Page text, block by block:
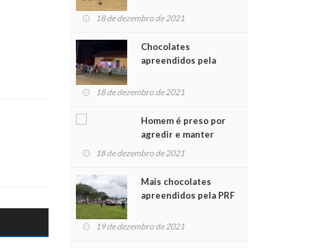
18 de dezembro de 2021
Chocolates
apreendidos pela
para crianças na
18 de dezembro de 2021
Homem é preso por
agredir e manter
mulher em cárcere
18 de dezembro de 2021
Mais chocolates
apreendidos pela PRF
crianças no Natal
19 de dezembro de 2021